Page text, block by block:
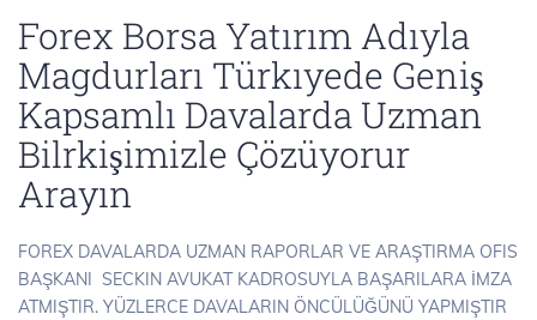
Forex Borsa Yatırım Adıyla
Magdurları Türkıyede Geniş
Kapsamlı Davalarda Uzman
Bilrkişimizle Çözüyorur
Arayın
FOREX DAVALARDA UZMAN RAPORLAR VE ARAŞTIRMA OFIS
BAŞKANI SECKIN AVUKAT KADROSUYLA BAŞARILARA İMZA
ATMIŞTIR. YÜZLERCE DAVALARIN ÖNCÜLÜĞÜNÜ YAPMIŞTIR